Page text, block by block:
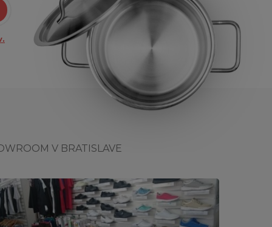
V BRATISLAVE